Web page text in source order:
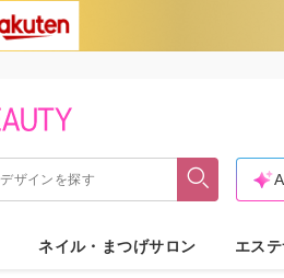
ネイル・まつげサロン エス